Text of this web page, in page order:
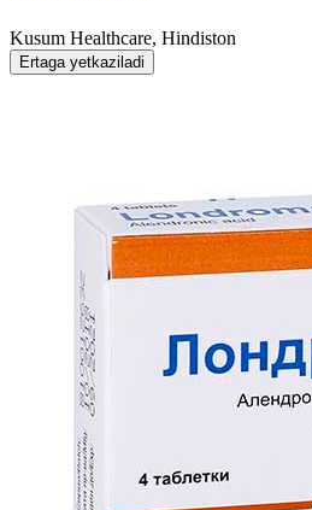
Kusum Healthcare, Hindiston
Ertaga yetkaziladi